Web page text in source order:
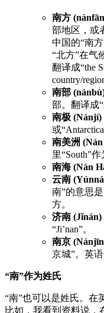
南方
部地区，或
中国的“南
“北方”在气
翻译成“the
country/
南部
部。翻译成
南极 (Nánjí)
或
南美洲
里“South”
南海 (Nán
云南
南”的意思
方。
济南 (Jǐnán)
“Ji’nan”。
南京
京城”。英语
“南”作为姓氏
“南”也可以是姓氏。在
比如，我看到资料说，